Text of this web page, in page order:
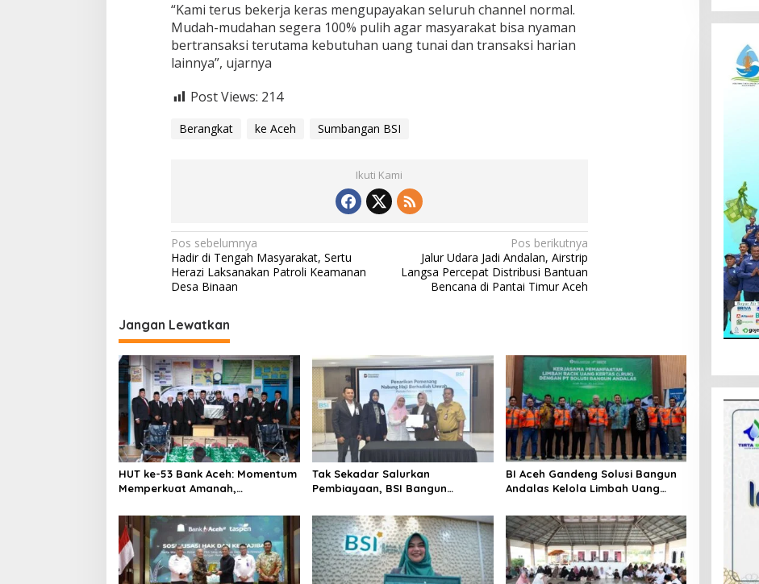
“Kami terus bekerja keras mengupayakan seluruh channel normal.
Mudah-mudahan segera 100% pulih agar masyarakat bisa nyaman
bertransaksi terutama kebutuhan uang tunai dan transaksi harian
lainnya”, ujarnya
Post Views: 214
Berangkat ke Aceh Sumbangan BSI
Ikuti Kami
N
a
v
i
g
a
s
i
p
o
s
Pos sebelumnya
Hadir di Tengah Masyarakat, Sertu
Herazi Laksanakan Patroli Keamanan
Desa Binaan
Pos berikutnya
Jalur Udara Jadi Andalan, Airstrip
Langsa Percepat Distribusi Bantuan
Bencana di Pantai Timur Aceh
Jangan Lewatkan
HUT ke-53 Bank Aceh: Momentum
Memperkuat Amanah,
Aceh
Tak Sekadar Salurkan
Pembiayaan, BSI Bangun
Bersama Danantara
BI Aceh Gandeng Solusi Bangun
Andalas Kelola Limbah Uang